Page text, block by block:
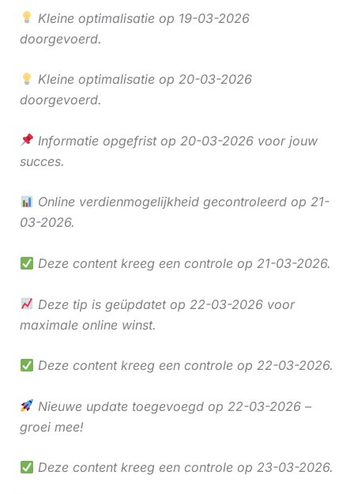
Kleine optimalisatie op 19-03-2026
doorgevoerd.
Kleine optimalisatie op 20-03-2026
doorgevoerd.
Informatie opgefrist op 20-03-2026 voor jouw
succes.
Online verdienmogelijkheid gecontroleerd op 21-
03-2026.
Deze content kreeg een controle op 21-03-2026.
Deze tip is geüpdatet op 22-03-2026 voor
maximale online winst.
Deze content kreeg een controle op 22-03-2026.
Nieuwe update toegevoegd op 22-03-2026 –
groei mee!
Deze content kreeg een controle op 23-03-2026.